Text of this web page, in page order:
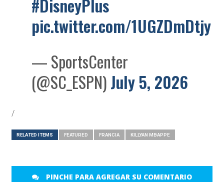
#DisneyPlus
pic.twitter.com/1UGZDmDtjy
— SportsCenter
(@SC_ESPN)July 5, 2026
/
RELATED ITEMS FEATURED FRANCIA KILLYAN MBAPPE
PINCHE PARA AGREGAR SU COMENTARIO